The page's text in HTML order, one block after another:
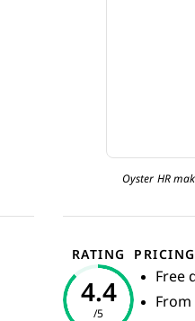
Papaya
Oyster HR
RATING
4.4
/5
PRICING
Free